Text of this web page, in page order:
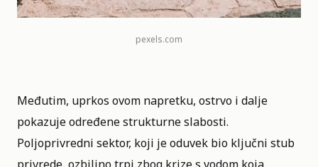
pexels.com
Međutim, uprkos ovom napretku, ostrvo i dalje
pokazuje određene strukturne slabosti.
Poljoprivredni sektor, koji je oduvek bio ključni stub